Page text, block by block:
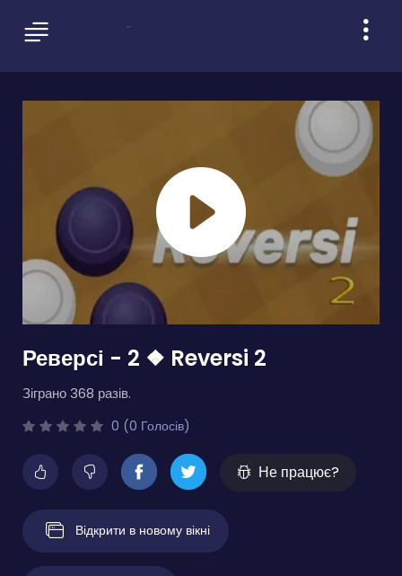
Реверсі - 2 ❖ Reversi 2
Зіграно 368 разів.
0 (0 Голосів)
Не працює?
Відкрити в новому вікні